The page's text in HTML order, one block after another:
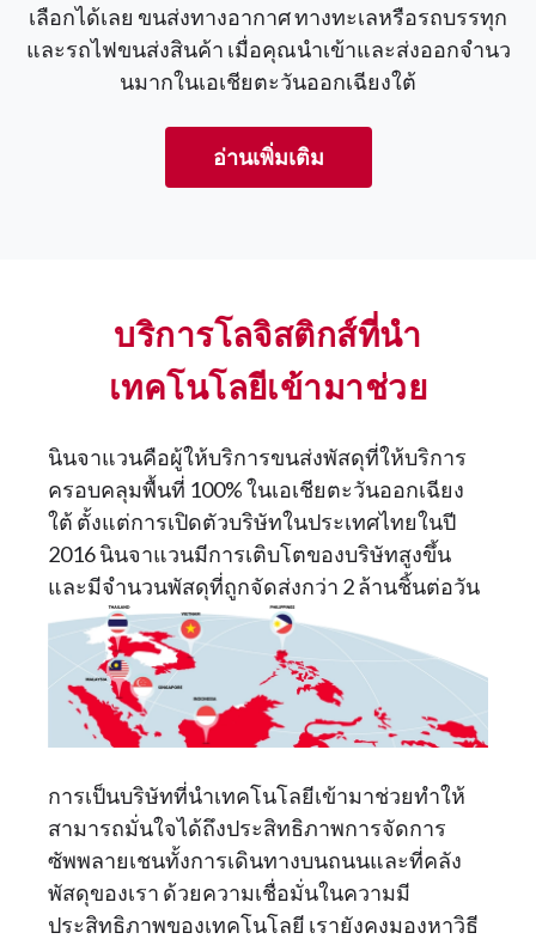
เลือกได้เลย ขนส่งทางอากาศ ทางทะเลหรือรถบรรทุก
และรถไฟขนส่งสินค้า เมื่อคุณนําเข้าและส่งออกจํานว
นมากในเอเชียตะวันออกเฉียงใต้
อ่านเพิ่มเติม
บริการโลจิสติกส์ที่นำ
เทคโนโลยีเข้ามาช่วย
นินจาแวนคือผู้ให้บริการขนส่งพัสดุที่ให้บริการ
ครอบคลุมพื้นที่ 100% ในเอเชียตะวันออกเฉียง
ใต้ ตั้งแต่การเปิดตัวบริษัทในประเทศไทยในปี
2016 นินจาแวนมีการเติบโตของบริษัทสูงขึ้น
และมีจำนวนพัสดุที่ถูกจัดส่งกว่า 2 ล้านชิ้นต่อวัน
การเป็นบริษัทที่นำเทคโนโลยีเข้ามาช่วยทำให้
สามารถมั่นใจได้ถึงประสิทธิภาพการจัดการ
ซัพพลายเชนทั้งการเดินทางบนถนนและที่คลัง
พัสดุของเรา ด้วยความเชื่อมั่นในความมี
ประสิทธิภาพของเทคโนโลยี เรายังคงมองหาวิธี